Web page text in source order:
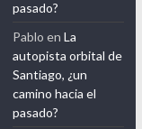
pasado?
Pablo enLa
autopista orbital de
Santiago, ¿un
camino hacia el
pasado?